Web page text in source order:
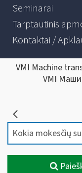
Seminarai
Tarptautinis
Kontaktai /
VMI Machine
VMI